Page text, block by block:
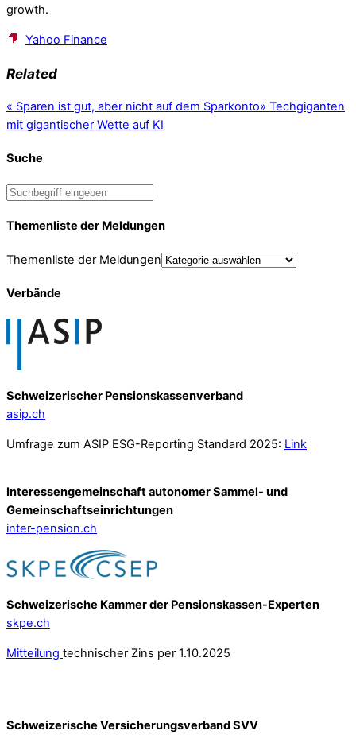
growth.
Yahoo Finance
Related
« Sparen ist gut, aber nicht auf dem Sparkonto» Techgiganten
mit gigantischer Wette auf KI
Suche
Themenliste der Meldungen
Themenliste der Meldungen
Verbände
Schweizerischer Pensionskassenverband
asip.ch
Umfrage zum ASIP ESG-Reporting Standard 2025: Link
Interessengemeinschaft autonomer Sammel- und
Gemeinschafts­einrichtungen
inter-pension.ch
Schweizerische Kammer der Pensionskassen-Experten
skpe.ch
Mitteilung technischer Zins per 1.10.2025
Schweizerische Versicherungsverband SVV